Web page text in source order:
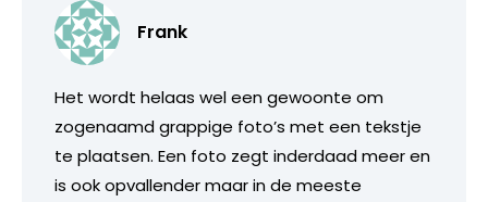
Frank
Het wordt helaas wel een gewoonte om
zogenaamd grappige foto’s met een tekstje
te plaatsen. Een foto zegt inderdaad meer en
is ook opvallender maar in de meeste